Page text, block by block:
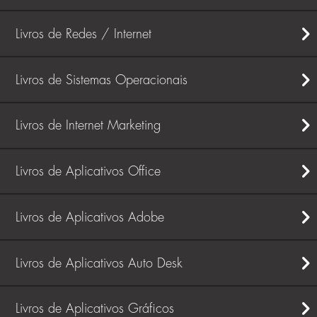
Livros de Redes / Internet
Livros de Sistemas Operacionais
Livros de Internet Marketing
Livros de Aplicativos Office
Livros de Aplicativos Adobe
Livros de Aplicativos Auto Desk
Livros de Aplicativos Gráficos